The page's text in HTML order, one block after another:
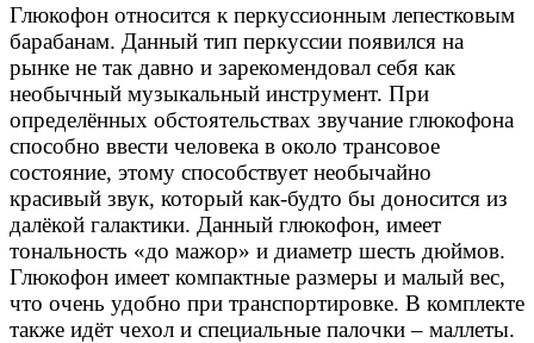
Глюкофон относится к перкуссионным лепестковым
барабанам. Данный тип перкуссии появился на
рынке не так давно и зарекомендовал себя как
необычный музыкальный инструмент. При
определённых обстоятельствах звучание глюкофона
способно ввести человека в около трансовое
состояние, этому способствует необычайно
красивый звук, который как-будто бы доносится из
далёкой галактики. Данный глюкофон, имеет
тональность «до мажор» и диаметр шесть дюймов.
Глюкофон имеет компактные размеры и малый вес,
что очень удобно при транспортировке. В комплекте
также идёт чехол и специальные палочки – маллеты.